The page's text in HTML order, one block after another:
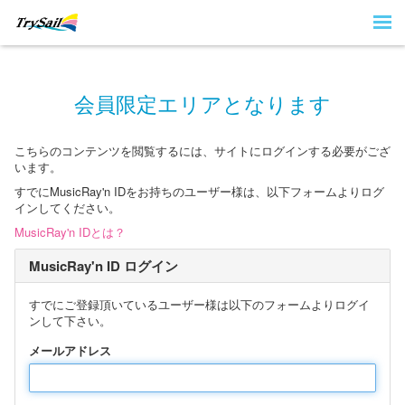
会員限定エリアとなります
こちらのコンテンツを閲覧するには、サイトにログインする必要がござ
います。
すでにMusicRay'n IDをお持ちのユーザー様は、以下フォームよりログ
インしてください。
MusicRay'n IDとは？
MusicRay'n ID ログイン
すでにご登録頂いているユーザー様は以下のフォームよりログイ
ンして下さい。
メールアドレス